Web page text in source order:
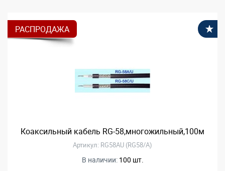
РАСПРОДАЖА
Коаксильный кабель RG-58,многожильный,100м
Артикул: RG58AU (RG58/A)
В наличии: 100 шт.